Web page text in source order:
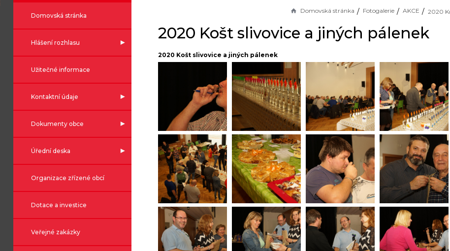
Domovská stránka
Hlášení rozhlasu
Užitečné informace
Kontaktní údaje
Dokumenty obce
Úřední deska
Organizace zřízené obcí
Dotace a investice
Veřejné zakázky
Domovská stránka Fotogalerie AKCE
2020 Košt slivovice a jiných pálenek
2020 Košt slivovice a jiných pálenek